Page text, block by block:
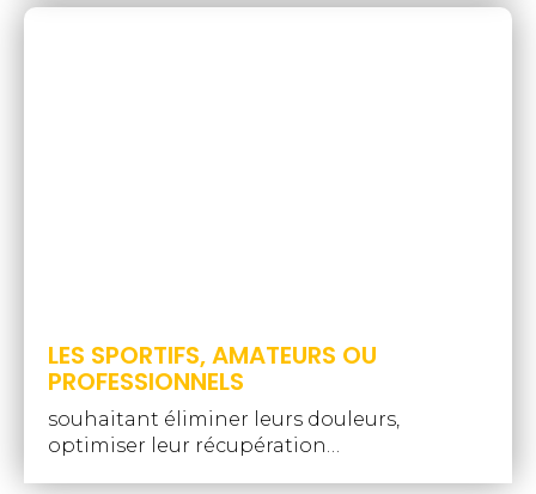
LES SPORTIFS, AMATEURS OU
PROFESSIONNELS
souhaitant éliminer leurs douleurs,
optimiser leur récupération…